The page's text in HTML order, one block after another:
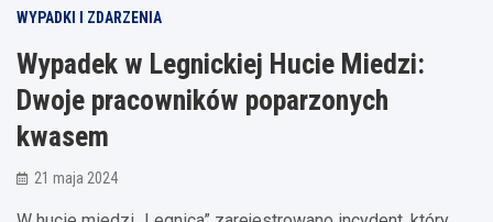
WYPADKI I ZDARZENIA
Wypadek w Legnickiej Hucie Miedzi:
Dwoje pracowników poparzonych
kwasem
21 maja 2024